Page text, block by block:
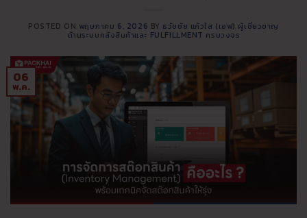
POSTED ON พฤษภาคม 6, 2026 BY ธวัชชัย แก้วใส (เอฟ) ผู้เชี่ยวชาญ
ด้านระบบคลังสินค้าและ FULFILLMENT ครบวงจร
06
พ.ค.